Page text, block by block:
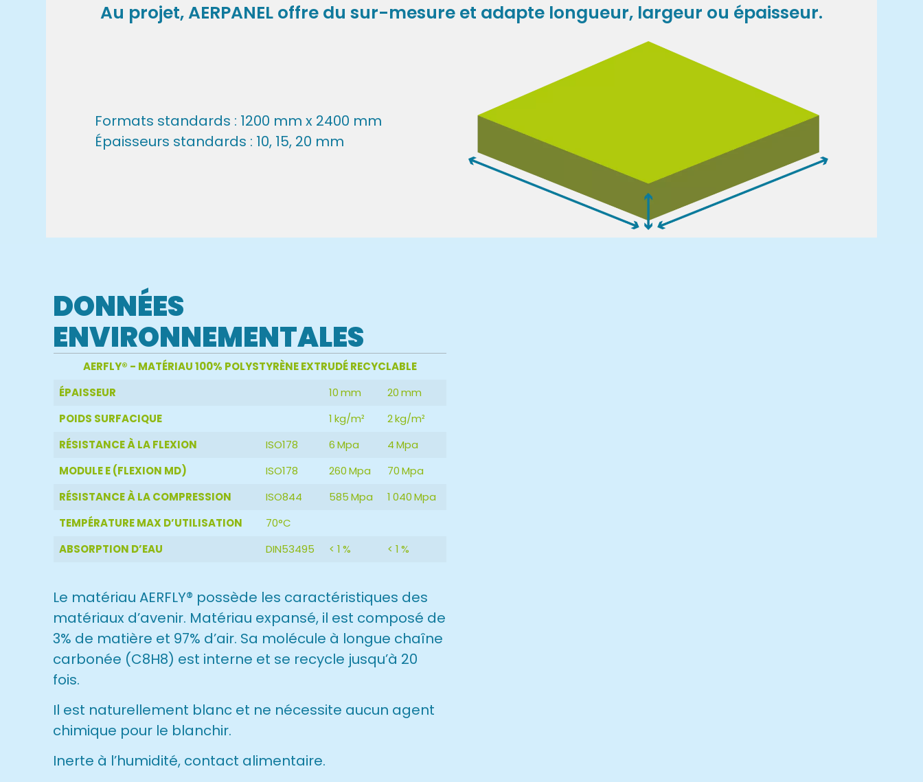
Au projet, AERPANEL offre du sur-mesure et adapte longueur, largeur ou épaisseur.
Formats standards : 1200 mm x 2400 mm
Épaisseurs standards : 10, 15, 20 mm
DONNÉES
ENVIRONNEMENTALES
AERFLY® - MATÉRIAU 100% POLYSTYRÈNE EXTRUDÉ RECYCLABLE
ÉPAISSEUR
10 mm
20 mm
POIDS SURFACIQUE
1 kg/m²
2 kg/m²
RÉSISTANCE À LA FLEXION
ISO178 6 Mpa
4 Mpa
MODULE E (FLEXION MD)
ISO178 260 Mpa
70 Mpa
RÉSISTANCE À LA COMPRESSION
ISO844 585 Mpa
1 040 Mpa
TEMPÉRATURE MAX D’UTILISATION
70°C
ABSORPTION D’EAU
DIN53495 < 1 % < 1 %
Le matériau AERFLY® possède les caractéristiques des
matériaux d’avenir. Matériau expansé, il est composé de
3% de matière et 97% d’air. Sa molécule à longue chaîne
carbonée (C8H8) est interne et se recycle jusqu’à 20
fois.
Il est naturellement blanc et ne nécessite aucun agent
chimique pour le blanchir.
Inerte à l’humidité, contact alimentaire.